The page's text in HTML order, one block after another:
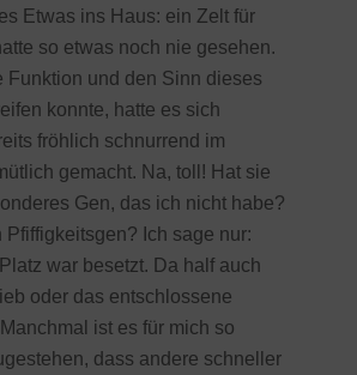
Etwas ins Haus: ein Zelt für
so etwas noch nie gesehen.
Funktion und den Sinn dieses
konnte, hatte es sich
fröhlich schnurrend im
gemacht. Na, toll! Hat sie
Gen, das ich nicht habe?
Ich sage nur:
war besetzt. Da half auch
oder das entschlossene
ist es für mich so
dass andere schneller